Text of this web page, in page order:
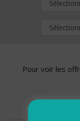
Pour voir les